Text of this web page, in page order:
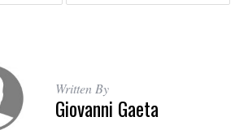
Written By
Giovanni Gaeta